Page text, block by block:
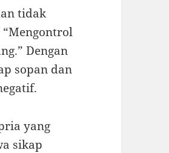
tidak
Dengan
sopan dan
yang
sikap